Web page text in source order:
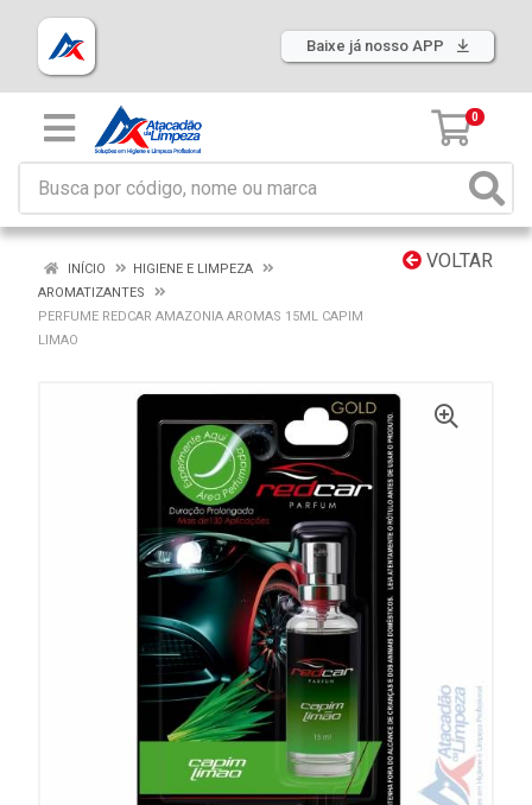
Baixe já nosso APP
0
VOLTAR
INÍCIO
HIGIENE E LIMPEZA
AROMATIZANTES
PERFUME REDCAR AMAZONIA AROMAS 15ML CAPIM
LIMAO